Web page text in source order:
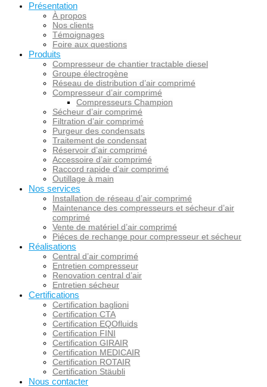
Présentation
À propos
Nos clients
Témoignages
Foire aux questions
Produits
Compresseur de chantier tractable diesel
Groupe électrogène
Réseau de distribution d’air comprimé
Compresseur d’air comprimé
Compresseurs Champion
Sécheur d’air comprimé
Filtration d’air comprimé
Purgeur des condensats
Traitement de condensat
Réservoir d’air comprimé
Accessoire d’air comprimé
Raccord rapide d’air comprimé
Outillage à main
Nos services
Installation de réseau d’air comprimé
Maintenance des compresseurs et sécheur d’air
comprimé
Vente de matériel d’air comprimé
Piéces de rechange pour compresseur et sécheur
Réalisations
Central d’air comprimé
Entretien compresseur
Renovation central d’air
Entretien sécheur
Certifications
Certification baglioni
Certification CTA
Certification EQOfluids
Certification FINI
Certification GIRAIR
Certification MEDICAIR
Certification ROTAIR
Certification Stäubli
Nous contacter